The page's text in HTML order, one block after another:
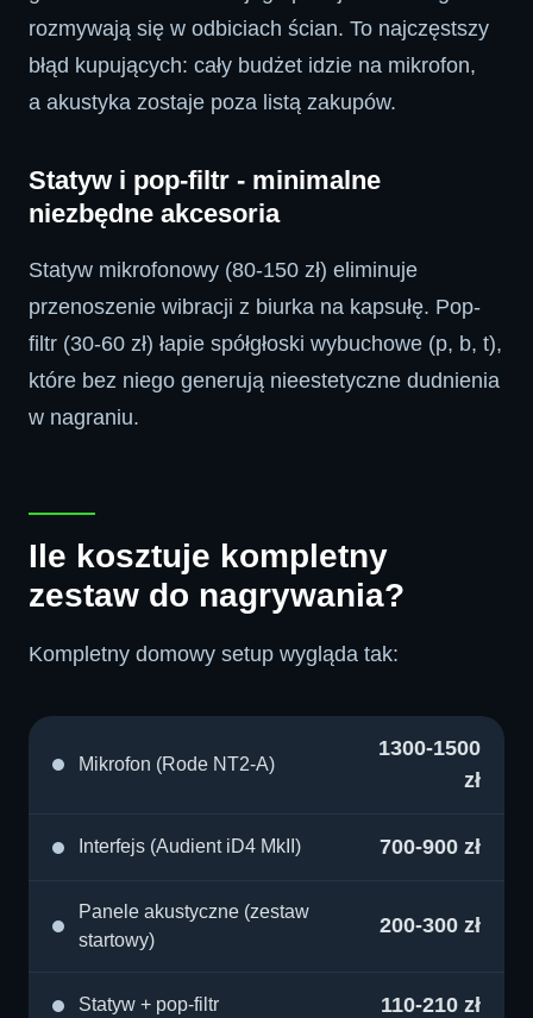
rozmywają się w odbiciach ścian. To najczęstszy
błąd kupujących: cały budżet idzie na mikrofon,
a akustyka zostaje poza listą zakupów.
Statyw i pop-filtr - minimalne
niezbędne akcesoria
Statyw mikrofonowy (80-150 zł) eliminuje
przenoszenie wibracji z biurka na kapsułę. Pop-
filtr (30-60 zł) łapie spółgłoski wybuchowe (p, b, t),
które bez niego generują nieestetyczne dudnienia
w nagraniu.
Ile kosztuje kompletny
zestaw do nagrywania?
Kompletny domowy setup wygląda tak:
Mikrofon (Rode NT2-A)
1300-1500
zł
Interfejs (Audient iD4 MkII) 700-900 zł
Panele akustyczne (zestaw
startowy)
200-300 zł
Statyw + pop-filtr 110-210 zł